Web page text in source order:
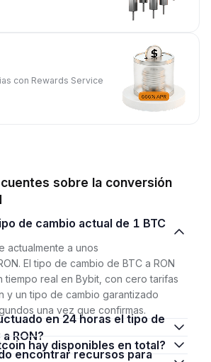
con Rewards Service
sobre la conversión
actualmente a unos
El tipo de cambio de BTC a RON
tiempo real en Bybit, con cero tarifas
y un tipo de cambio garantizado
una vez que confirmas.
RON?
hay disponibles en total?